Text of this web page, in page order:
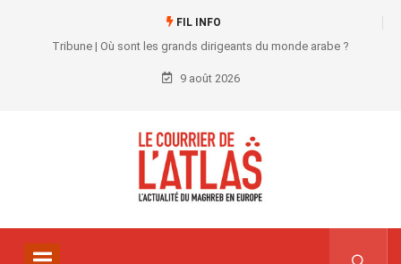
FIL INFO
Tribune | Où sont les grands dirigeants du monde arabe ?
9 août 2026